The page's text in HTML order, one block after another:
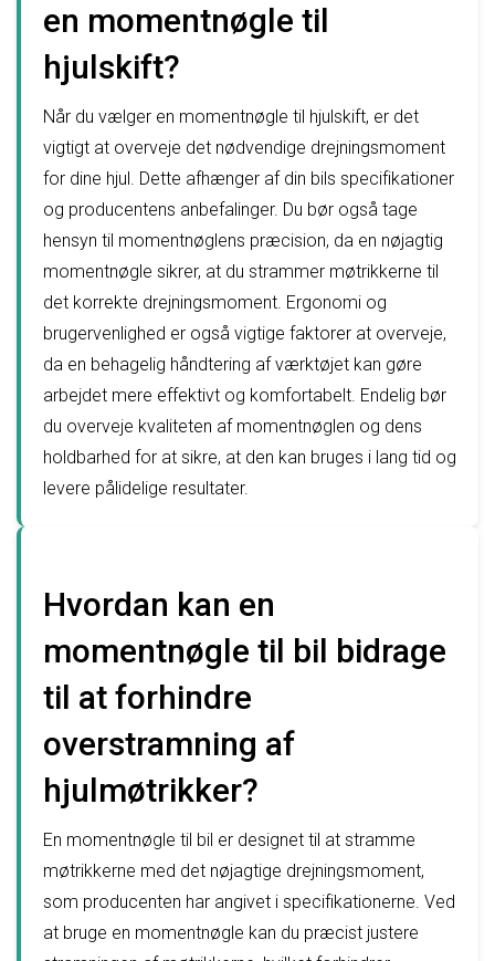
en momentnøgle til
hjulskift?
Når du vælger en momentnøgle til hjulskift, er det
vigtigt at overveje det nødvendige drejningsmoment
for dine hjul. Dette afhænger af din bils specifikationer
og producentens anbefalinger. Du bør også tage
hensyn til momentnøglens præcision, da en nøjagtig
momentnøgle sikrer, at du strammer møtrikkerne til
det korrekte drejningsmoment. Ergonomi og
brugervenlighed er også vigtige faktorer at overveje,
da en behagelig håndtering af værktøjet kan gøre
arbejdet mere effektivt og komfortabelt. Endelig bør
du overveje kvaliteten af momentnøglen og dens
holdbarhed for at sikre, at den kan bruges i lang tid og
levere pålidelige resultater.
Hvordan kan en
momentnøgle til bil bidrage
til at forhindre
overstramning af
hjulmøtrikker?
En momentnøgle til bil er designet til at stramme
møtrikkerne med det nøjagtige drejningsmoment,
som producenten har angivet i specifikationerne. Ved
at bruge en momentnøgle kan du præcist justere